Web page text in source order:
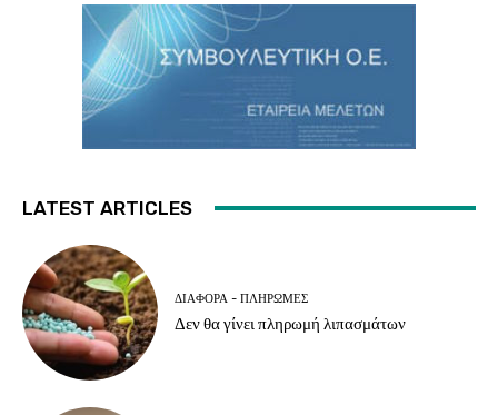
LATEST ARTICLES
ΔΙΆΦΟΡΑ - ΠΛΗΡΩΜΈΣ
Δεν θα γίνει πληρωμή λιπασμάτων